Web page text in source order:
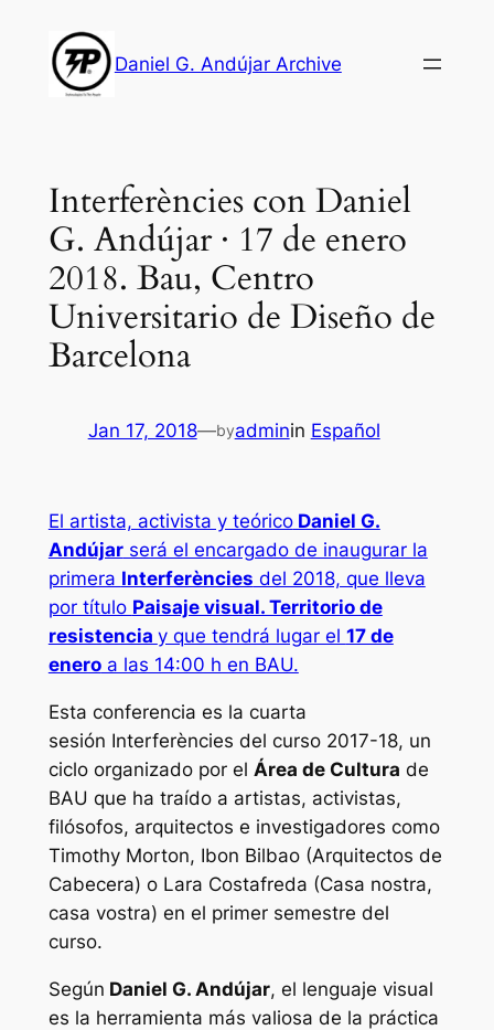
content
Daniel G. Andújar Archive
Interferències con Daniel
G. Andújar · 17 de enero
2018. Bau, Centro
Universitario de Diseño de
Barcelona
Jan 17, 2018—byadminin Español
El artista, activista y teóricoDaniel G.
Andújarserá el encargado de inaugurar la
primera Interferències del 2018, que lleva
por título Paisaje visual. Territorio de
resistencia y que tendrá lugar el 17 de
eneroa las 14:00 h en BAU.
Esta conferencia es la cuarta
sesión Interferències del curso 2017-18, un
ciclo organizado por el Área de Cultura de
BAU que ha traído a artistas, activistas,
filósofos, arquitectos e investigadores como
Timothy Morton, Ibon Bilbao (Arquitectos de
Cabecera) o Lara Costafreda (Casa nostra,
casa vostra) en el primer semestre del
curso.
Según Daniel G. Andújar, el lenguaje visual
es la herramienta más valiosa de la práctica